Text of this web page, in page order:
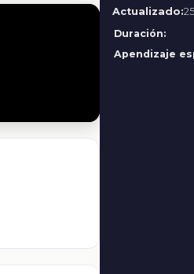
Actualizado:
Duración:
Apendizaje